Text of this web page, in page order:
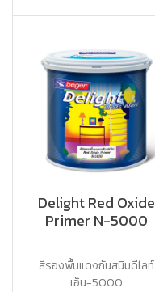
Delight Red Oxide
Primer N-5000
สีรองพื้นแดงกันสนิมดีไลท์
เอ็น-5000